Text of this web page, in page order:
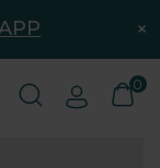
×
0